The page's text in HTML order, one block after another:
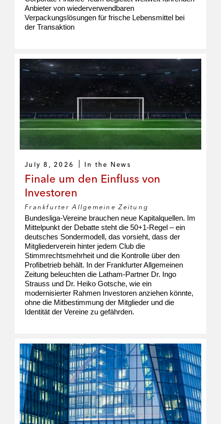
Anbieter von wiederverwendbaren
Verpackungslösungen für frische Lebensmittel bei
der Transaktion
July 8, 2026 In the News
Finale um den Einfluss von
Investoren
Frankfurter Allgemeine Zeitung
Bundesliga-Vereine brauchen neue Kapitalquellen. Im
Mittelpunkt der Debatte steht die 50+1-Regel – ein
deutsches Sondermodell, das vorsieht, dass der
Mitgliederverein hinter jedem Club die
Stimmrechtsmehrheit und die Kontrolle über den
Profibetrieb behält. In der Frankfurter Allgemeinen
Zeitung beleuchten die Latham-Partner Dr. Ingo
Strauss und Dr. Heiko Gotsche, wie ein
modernisierter Rahmen Investoren anziehen könnte,
ohne die Mitbestimmung der Mitglieder und die
Identität der Vereine zu gefährden.